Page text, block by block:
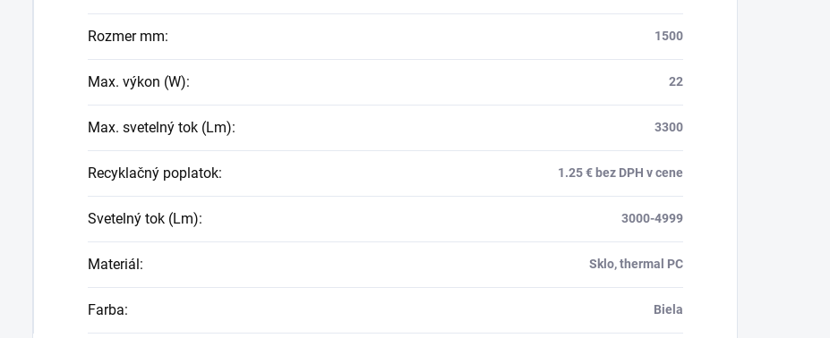
Rozmer mm: 1500
Max. výkon (W): 22
Max. svetelný tok (Lm): 3300
Recyklačný poplatok: 1.25 € bez DPH v cene
Svetelný tok (Lm): 3000-4999
Materiál: Sklo, thermal PC
Farba: Biela